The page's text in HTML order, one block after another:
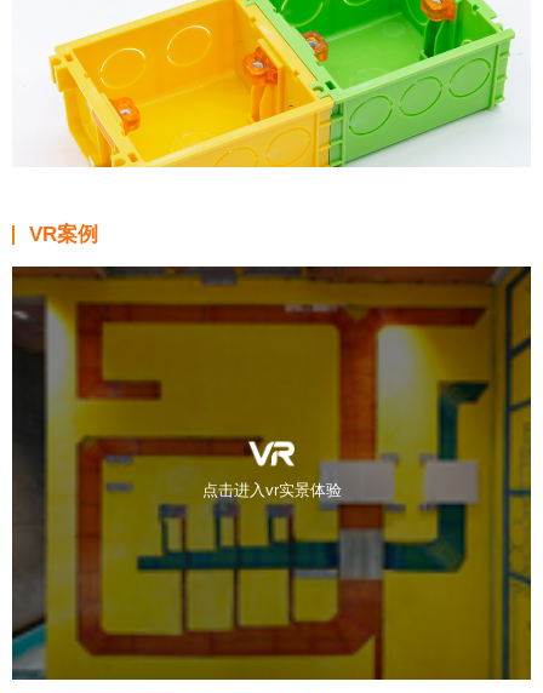
VR案例
点击进入vr实景体验